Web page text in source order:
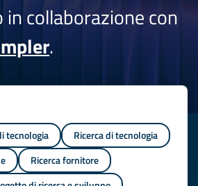
in collaborazione con
.
tecnologia
Ricerca di tecnologia
Ricerca fornitore